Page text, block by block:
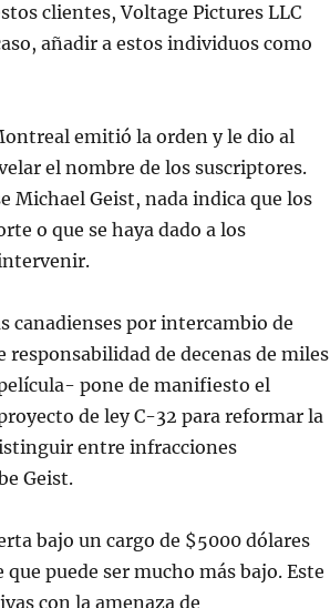
clientes, Voltage Pictures LLC
añadir a estos individuos como
emitió la orden y le dio al
el nombre de los suscriptores.
Michael Geist, nada indica que los
o que se haya dado a los
canadienses por intercambio de
de decenas de miles
pone de manifiesto el
de ley C-32 para reformar la
entre infracciones
Geist.
bajo un cargo de $5000 dólares
puede ser mucho más bajo. Este
con la amenaza de